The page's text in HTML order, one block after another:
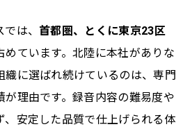
は、 首都圏、とくに東京23区
めています。北陸に本社がありな
に選ばれ続けているのは、専門
理由です。録音内容の難易度や
安定した品質で仕上げられる体